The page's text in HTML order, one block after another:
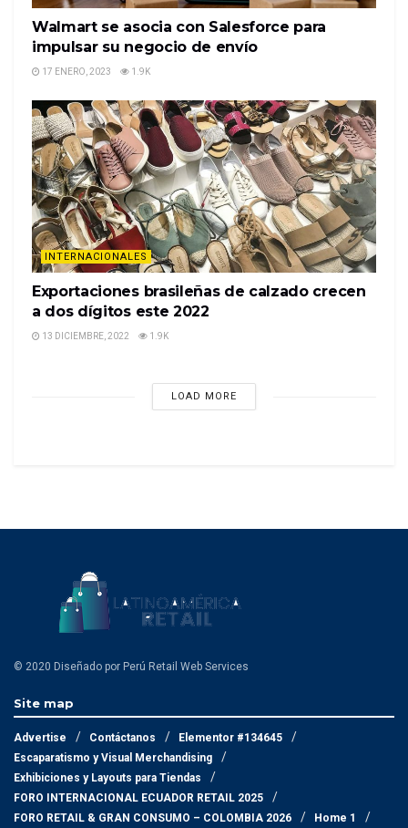
Walmart se asocia con Salesforce para
impulsar su negocio de envío
17 ENERO, 2023 1.9K
INTERNACIONALES
Exportaciones brasileñas de calzado crecen
a dos dígitos este 2022
13 DICIEMBRE, 2022 1.9K
LOAD MORE
© 2020 Diseñado por Perú Retail Web Services
Site map
Advertise Contáctanos
Elementor #134645
Escaparatismo y Visual Merchandising
Exhibiciones y Layouts para Tiendas
FORO INTERNACIONAL ECUADOR RETAIL 2025
FORO RETAIL & GRAN CONSUMO – COLOMBIA 2026
Home 1